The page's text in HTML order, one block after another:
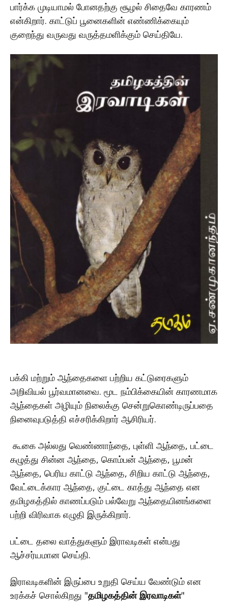
பார்க்க முடியாமல் போனதற்கு சூழல் சிதைவே காரணம்
என்கிறார். காட்டுப் பூனைகளின் எண்ணிக்கையும்
குறைந்து வருவது வருத்தமளிக்கும் செய்தியே.
பக்கி மற்றும் ஆந்தைகளை பற்றிய கட்டுரைகளும்
அறிவியல் பூர்வமானவை. மூட நம்பிக்கையின் காரணமாக
ஆந்தைகள் அழியும் நிலைக்கு சென்றுகொண்டிருப்பதை
நினைவுபடுத்தி எச்சரிக்கிறார் ஆசிரியர்.
கூகை அல்லது வெண்ணாந்தை, புள்ளி ஆந்தை, பட்டை
கழுத்து சின்ன ஆந்தை, கொம்பன் ஆந்தை, பூமன்
ஆந்தை, பெரிய காட்டு ஆந்தை, சிறிய காட்டு ஆந்தை,
வேட்டைக்கார ஆந்தை, குட்டை காத்து ஆந்தை என
தமிழகத்தில் காணப்படும் பல்வேறு ஆந்தையினங்களை
பற்றி விரிவாக எழுதி இருக்கிறார்.
பட்டை தலை வாத்துகளும் இராவடிகள் என்பது
ஆச்சர்யமான செய்தி.
இராவடிகளின் இருப்பை உறுதி செய்ய வேண்டும் என
உரக்கச் சொல்கிறது "தமிழகத்தின் இரவாடிகள்"